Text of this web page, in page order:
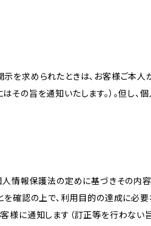
を求められたときは、お客様ご本人
の旨を通知いたします。）。但し、
情報保護法の定めに基づきその内
を確認の上で、利用目的の達成に必
様に通知します（訂正等を行わない